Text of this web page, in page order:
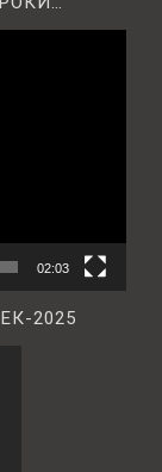
02:03
2025